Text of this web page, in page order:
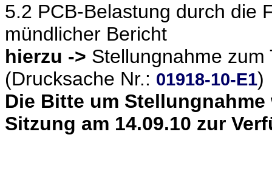
5.2 PCB-Belastung durch die
mündlicher Bericht
hierzu -> Stellungnahme
(Drucksache Nr.: 01918-10-E1)
Die Bitte um
Sitzung am 14.09.10 zur